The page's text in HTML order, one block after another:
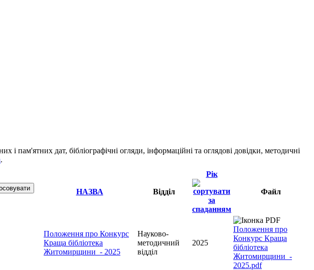
і пам'ятних дат, бібліографічні огляди, інформаційні та оглядові довідки, методичні
.
НАЗВА
Відділ
Рік
Файл
Положення про Конкурс
Краща бібліотека
Житомирщини_- 2025
Науково-
методичний
відділ
2025
Положення про
Конкурс Краща
бібліотека
Житомирщини_-
2025.pdf